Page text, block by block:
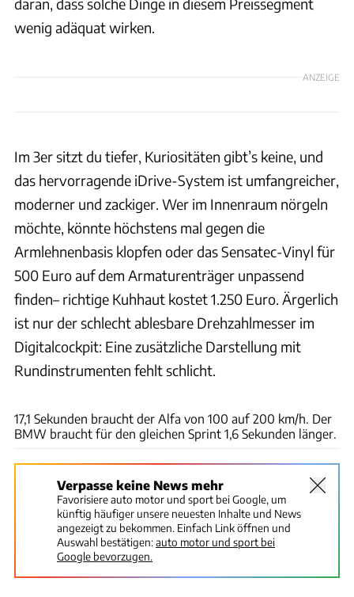
wenig adäquat wirken.
ANZEIGE
Im 3er sitzt du tiefer, Kuriositäten gibt’s keine, und
das hervorragende iDrive-System ist umfangreicher,
moderner und zackiger. Wer im Innenraum nörgeln
möchte, könnte höchstens mal gegen die
Armlehnenbasis klopfen oder das Sensatec-Vinyl für
500 Euro auf dem Armaturenträger unpassend
finden– richtige Kuhhaut kostet 1.250 Euro. Ärgerlich
ist nur der schlecht ablesbare Drehzahlmesser im
Digitalcockpit: Eine zusätzliche Darstellung mit
Rundinstrumenten fehlt schlicht.
17,1 Sekunden braucht der Alfa von 100 auf 200 km/h. Der
BMW braucht für den gleichen Sprint 1,6 Sekunden länger.
Verpasse keine News mehr
Favorisiere auto motor und sport bei Google, um
künftig häufiger unsere neuesten Inhalte und News
angezeigt zu bekommen. Einfach Link öffnen und
Auswahl bestätigen:auto motor und sport bei
Google bevorzugen.